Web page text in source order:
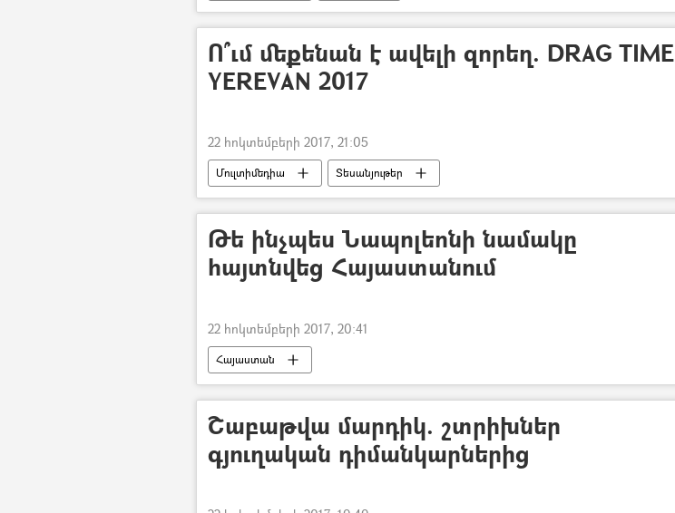
Ո՞ւմ մեքենան է ավելի զորեղ. DRAG TIME
YEREVAN 2017
22 հոկտեմբերի 2017, 21:05
Մուլտիմեդիա Տեսանյութեր
Թե ինչպես Նապոլեոնի նամակը
հայտնվեց Հայաստանում
22 հոկտեմբերի 2017, 20:41
Հայաստան
Շաբաթվա մարդիկ. շտրիխներ
գյուղական դիմանկարներից